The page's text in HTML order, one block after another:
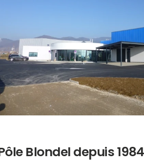
Blondel depuis 1984